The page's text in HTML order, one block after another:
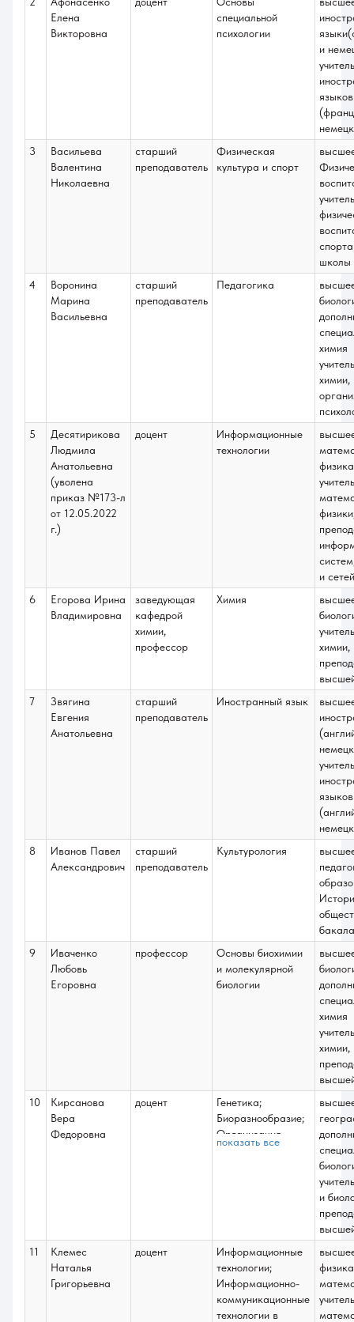
(морфология
Елена
Викторовна
специальной
психологии
и
учитель
языков
3
Васильева
Валентина
Николаевна
старший
преподаватель
Физическая
культура и спорт
учитель
школы
4
Воронина
Марина
Васильевна
старший
преподаватель
Педагогика
химия
химии,
5
Десятирикова
Людмила
Анатольевна
(уволена
приказ №173-л
от 12.05.2022
г.)
доцент
Информационные
технологии
физика
учитель
и сетей
6
Егорова Ирина
Владимировна
заведующая
кафедрой
химии,
профессор
Химия
химии,
7
Звягина
Евгения
Анатольевна
старший
преподаватель
Иностранный язык
учитель
языков
8
Иванов Павел
Александрович
старший
преподаватель
Культурология
9
Иваченко
Любовь
Егоровна
профессор
Основы биохимии
и молекулярной
биологии
химия
химии,
10
Кирсанова
Вера
Федоровна
доцент
Генетика;
Биоразнообразие;
Организация
работы на учебно-
экзамена.
Подготовка к
процедуре защиты
и защита ВКБР;
Организация
показать все
и
11
Клемес
Наталья
Григорьевна
доцент
Информационные
технологии;
Информационно-
коммуникационные
технологии в